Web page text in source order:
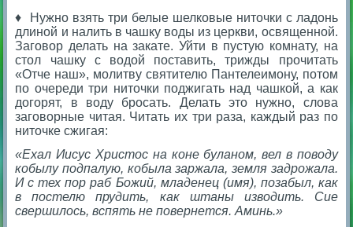
♦ Нужно взять три белые шелковые ниточки с ладонь
длиной и налить в чашку воды из церкви, освященной.
Заговор делать на закате. Уйти в пустую комнату, на
стол чашку с водой поставить, трижды прочитать
«Отче наш», молитву святителю Пантелеимону, потом
по очереди три ниточки поджигать над чашкой, а как
догорят, в воду бросать. Делать это нужно, слова
заговорные читая. Читать их три раза, каждый раз по
ниточке сжигая:
«Ехал Иисус Христос на коне буланом, вел в поводу
кобылу подпалую, кобыла заржала, земля задрожала.
И с тех пор раб Божий, младенец (имя), позабыл, как
в постелю прудить, как штаны изводить. Сие
свершилось, вспять не повернется. Аминь.»